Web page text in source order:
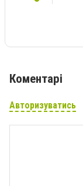
Коментарі
Авторизуватись